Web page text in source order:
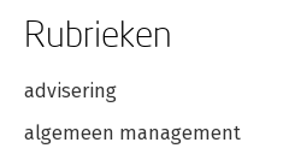
Rubrieken
advisering
algemeen management